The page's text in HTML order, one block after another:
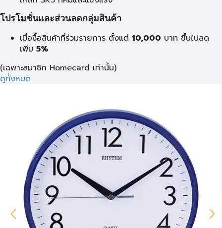
โปรโมชั่นและส่วนลดกลุ่มสินค้า
เมื่อซื้อสินค้าที่ร่วมรายการ ตั้งแต่ 10,000 บาท ขึ้นไปลด
เพิ่ม 5%
(เฉพาะสมาชิก Homecard เท่านั้น)
ดูทั้งหมด